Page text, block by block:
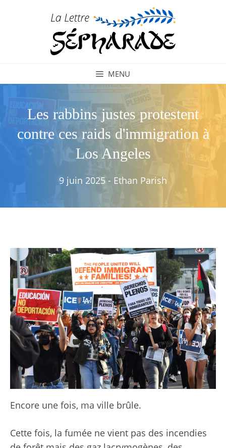
MENU
Les rabbins justes protestent
contre ces raids d'immigration à
Los Angeles
9 juin 2025 - Ethan Parish
Encore une fois, ma ville brûle.
Cette fois, la fumée ne vient pas des incendies